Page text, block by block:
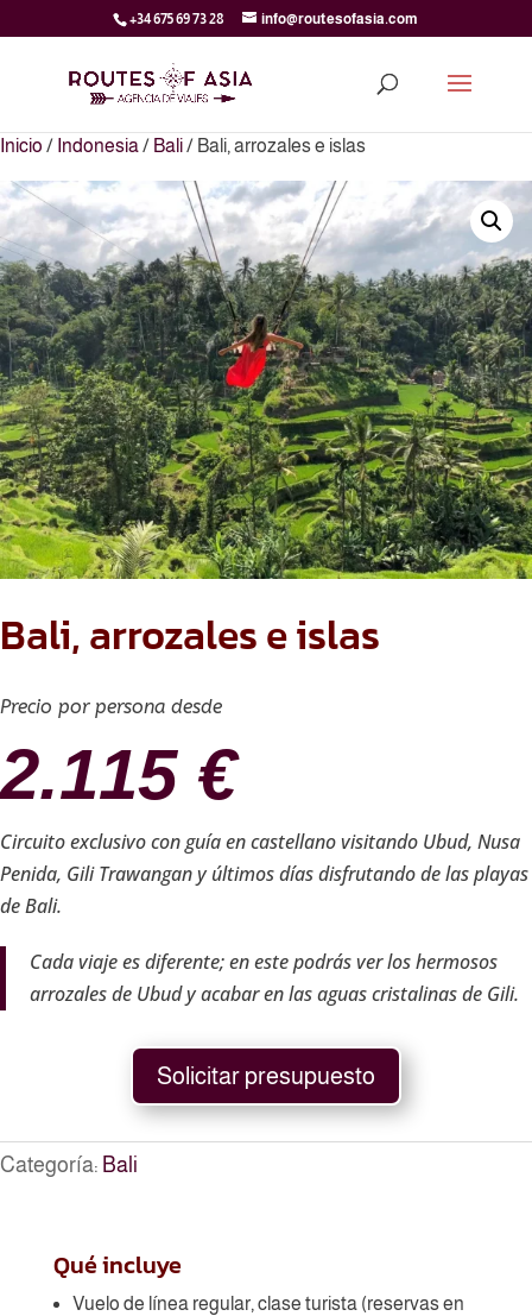
+34 675 69 73 28 info@routesofasia.com
Inicio / Indonesia/ Bali/ Bali, arrozales e islas
Bali, arrozales e islas
Precio por persona desde
2.115 €
Circuito exclusivo con guía en castellano visitando Ubud, Nusa
Penida, Gili Trawangan y últimos días disfrutando de las playas
de Bali.
Cada viaje es diferente; en este podrás ver los hermosos
arrozales de Ubud y acabar en las aguas cristalinas de Gili.
Solicitar presupuesto
Categoría: Bali
Qué incluye
Vuelo de línea regular, clase turista (reservas en